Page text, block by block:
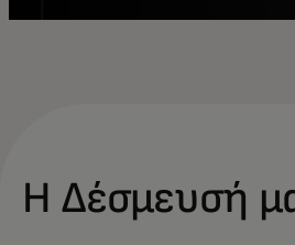
Η Δέσμευσή